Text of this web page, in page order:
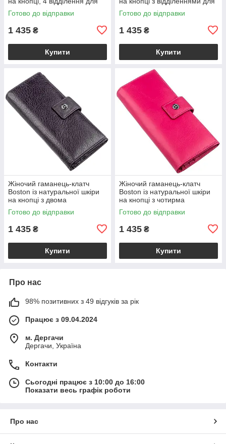
купюр і 14 для карток, сіро-
блакитний VL18844
Готово до відправки
1 435 ₴
Купити
документів, блакитний
VL18845
Готово до відправки
1 435 ₴
Купити
Жіночий гаманець-клатч
Boston із натуральної шкіри
на кнопці з двома
відділеннями на блискавці,
фіолетово-сірий VL18846
Готово до відправки
1 435 ₴
Купити
Жіночий гаманець-клатч
Boston із натуральної шкіри
на кнопці з чотирма
відділеннями для купюр,
рожевий VL18847
Готово до відправки
1 435 ₴
Купити
Про нас
98% позитивних з 49 відгуків за рік
Працює з 09.04.2024
м. Дергачи
Дергачи, Україна
Контакти
Сьогодні працює з 10:00 до 16:00
Показати весь графік роботи
Про нас